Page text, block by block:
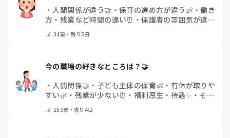
・ 人間関係が違う🤝 ・ 保育の進め方が違う👶 ・働き
方・残業など時間の違い⏰ ・保護者の雰囲気が違う
で教えてください)
34票・ 残り5日
・ 人間関係🤝 ・ 子ども主体の保育👶 ・ 有休が取りや
すい🌿 ・ 残業が少ない⏰ ・ 福利厚生・待遇✨ ・ その
159票・残り4日